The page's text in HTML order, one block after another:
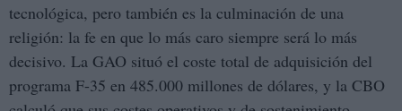
tecnológica, pero también es la culminación de una
religión: la fe en que lo más caro siempre será lo más
decisivo. La GAO situó el coste total de adquisición del
programa F-35 en 485.000 millones de dólares, y la CBO